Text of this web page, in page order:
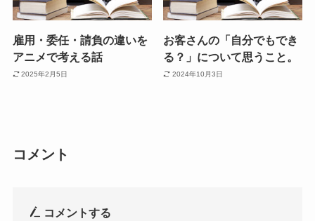
雇用・委任・請負の違いを
アニメで考える話
2025年2月5日
お客さんの「自分でもでき
る？」について思うこと。
2024年10月3日
コメント
コメントする